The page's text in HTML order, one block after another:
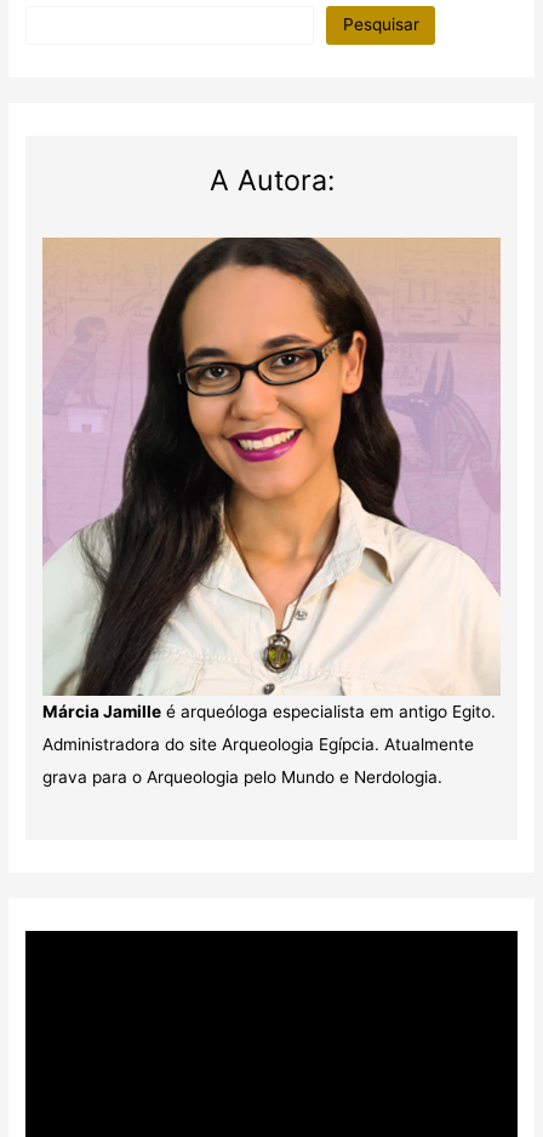
Pesquisar
A Autora:
Márcia Jamilleé arqueóloga especialista em antigo Egito.
Administradora do site Arqueologia Egípcia. Atualmente
grava para o Arqueologia pelo Mundo e Nerdologia.